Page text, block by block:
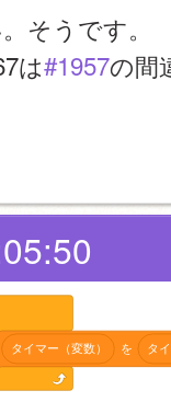
そうです。
は#1957の間
タイマー（変数） を タ